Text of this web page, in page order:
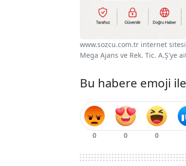
www.sozcu.com.tr internet
Mega Ajans ve Rek. Tic. A.Ş'ye
Bu habere emoji